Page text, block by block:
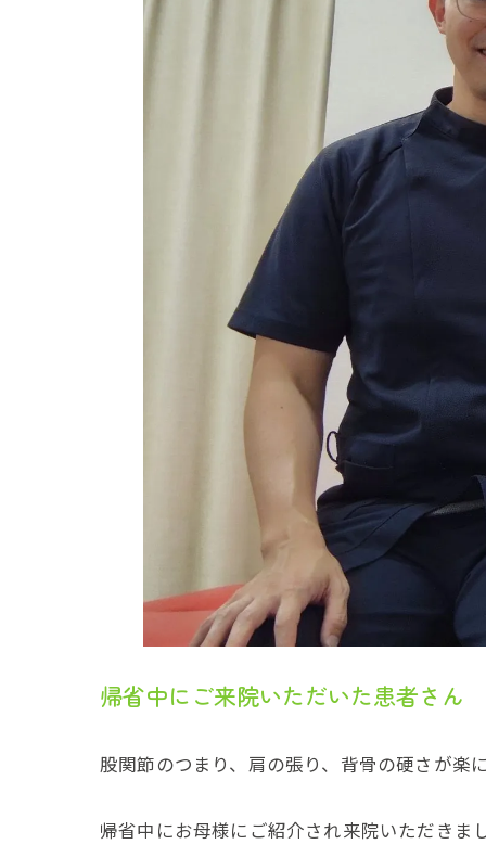
帰省中にご来院いただいた患者さん
股関節のつまり、肩の張り、背骨の硬さが楽
帰省中にお母様にご紹介され来院いただき